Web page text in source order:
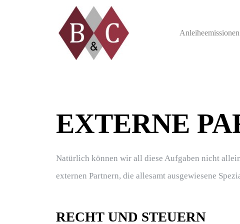
Anleiheemissionen
EXTERNE
Natürlich können wir all diese Aufgaben nicht
externen Partnern, die allesamt ausgewiesene
RECHT UND STEUERN